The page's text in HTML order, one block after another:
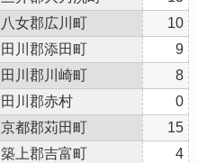
八女郡広川町
10
田川郡添田町
9
田川郡川崎町
8
田川郡赤村
0
京都郡苅田町
15
築上郡吉富町
4